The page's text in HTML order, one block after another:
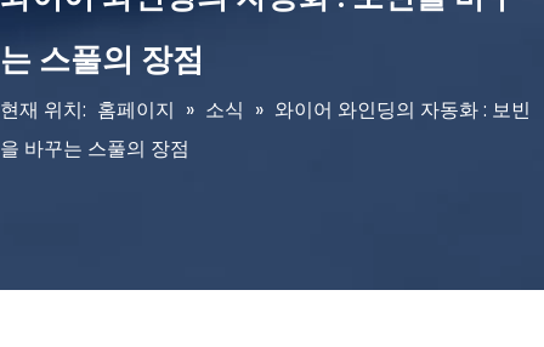
는 스풀의 장점
현재 위치: 홈페이지 » 소식 » 와이어 와인딩의 자동화 : 보빈
을 바꾸는 스풀의 장점